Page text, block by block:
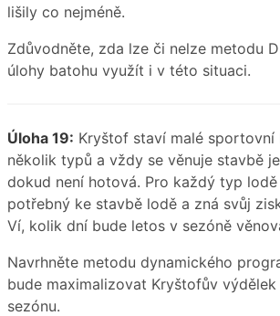
lišily co nejméně.
Zdůvodněte, zda lze či nelze metodu
úlohy batohu využít i v této situaci.
Úloha 19: Kryštof staví malé sportovní
několik typů a vždy se věnuje stavbě
dokud není hotová. Pro každý typ
potřebný ke stavbě lodě a zná svůj
Ví, kolik dní bude letos v sezóně
Navrhněte metodu dynamického
bude maximalizovat Kryštofův
sezónu.